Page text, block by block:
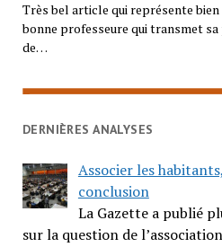
Très bel article qui représente bien
bonne professeure qui transmet sa
de…
DERNIÈRES ANALYSES
Associer les
conclusion
La Gazette a publié
sur la question de